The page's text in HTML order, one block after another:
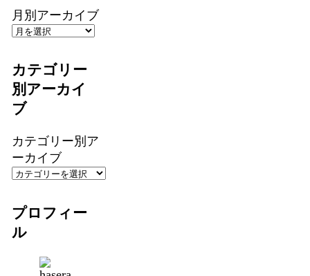
月別アーカイブ
カテゴリー
別アーカイ
ブ
カテゴリー別ア
ーカイブ
プロフィー
ル